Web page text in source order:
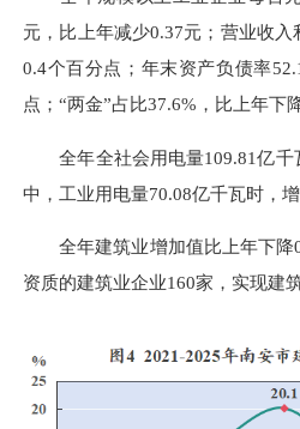
元，比上年减少0.37元；营业收
0.4个百分点；年末资产负债率
点；“两金”占比37.6%，比上年下
全年全社会用电量109.81亿千
中，工业用电量70.08亿千瓦时，增
全年建筑业增加值比上年下降
资质的建筑业企业160家，实现建